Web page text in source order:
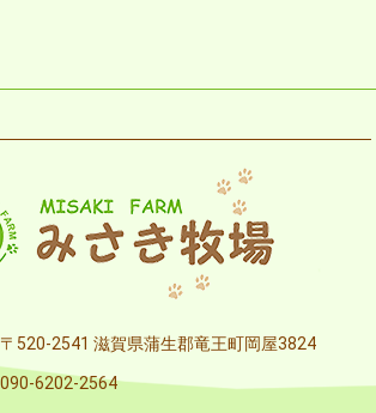
〒520-2541 滋賀県蒲生郡竜王町岡屋3824
090-6202-2564